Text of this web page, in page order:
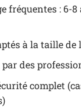
fréquentes : 6-8
à la taille de
des
complet